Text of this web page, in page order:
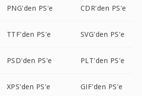
PNG'den PS'e CDR'den PS'e
TTF'den PS'e SVG'den PS'e
PSD'den PS'e PLT'den PS'e
XPS'den PS'e GIF'den PS'e